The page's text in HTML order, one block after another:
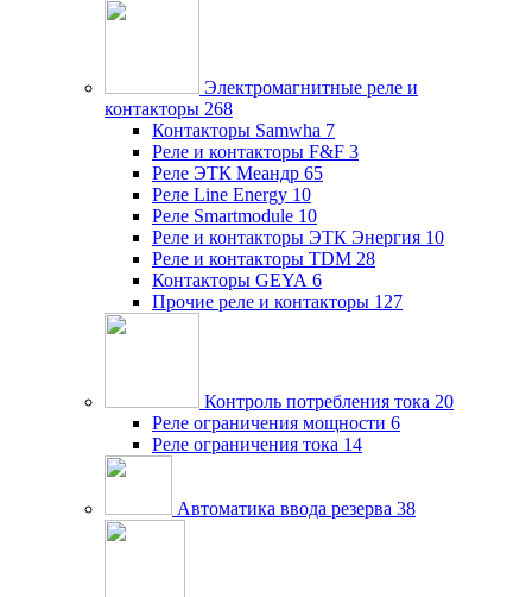
Электромагнитные реле и
контакторы 268
Контакторы Samwha 7
Реле и контакторы F&F 3
Реле ЭТК Меандр 65
Реле Line Energy 10
Реле Smartmodule 10
Реле и контакторы ЭТК Энергия 10
Реле и контакторы TDM 28
Контакторы GEYA 6
Прочие реле и контакторы 127
Контроль потребления тока 20
Реле ограничения мощности 6
Реле ограничения тока 14
Автоматика ввода резерва 38